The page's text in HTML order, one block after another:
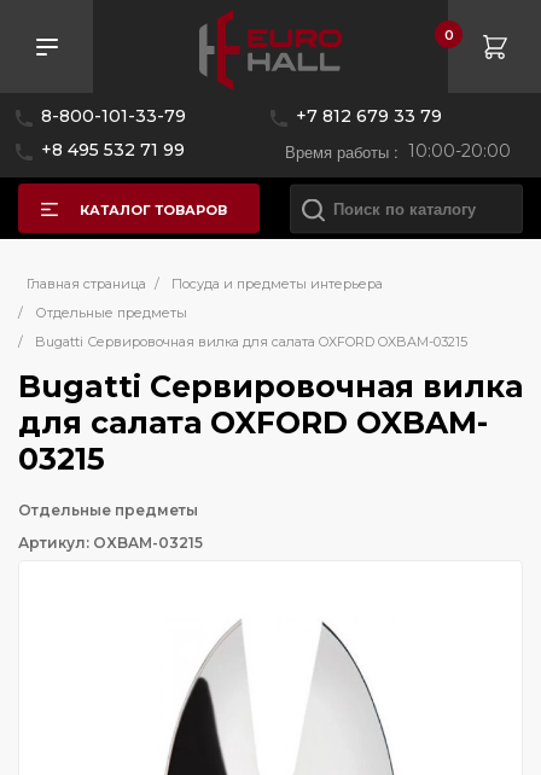
8-800-101-33-79
+7 812 679 33 79
+8 495 532 71 99
Время работы : 10:00-20:00
0
КАТАЛОГ ТОВАРОВ
Главная страница /
Посуда и предметы интерьера
/
Отдельные предметы
/
Bugatti Сервировочная вилка для салата OXFORD OXBAM-03215
Bugatti Сервировочная вилка
для салата OXFORD OXBAM-
03215
Отдельные предметы
Артикул: OXBAM-03215